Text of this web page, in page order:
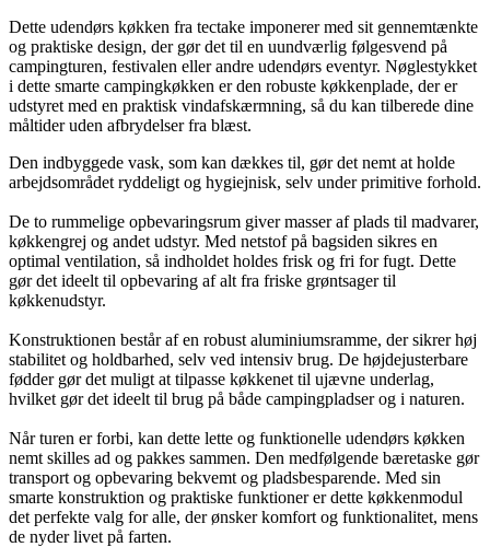
Dette udendørs køkken fra tectake imponerer med sit gennemtænkte
og praktiske design, der gør det til en uundværlig følgesvend på
campingturen, festivalen eller andre udendørs eventyr. Nøglestykket
i dette smarte campingkøkken er den robuste køkkenplade, der er
udstyret med en praktisk vindafskærmning, så du kan tilberede dine
måltider uden afbrydelser fra blæst.
Den indbyggede vask, som kan dækkes til, gør det nemt at holde
arbejdsområdet ryddeligt og hygiejnisk, selv under primitive forhold.
De to rummelige opbevaringsrum giver masser af plads til madvarer,
køkkengrej og andet udstyr. Med netstof på bagsiden sikres en
optimal ventilation, så indholdet holdes frisk og fri for fugt. Dette
gør det ideelt til opbevaring af alt fra friske grøntsager til
køkkenudstyr.
Konstruktionen består af en robust aluminiumsramme, der sikrer høj
stabilitet og holdbarhed, selv ved intensiv brug. De højdejusterbare
fødder gør det muligt at tilpasse køkkenet til ujævne underlag,
hvilket gør det ideelt til brug på både campingpladser og i naturen.
Når turen er forbi, kan dette lette og funktionelle udendørs køkken
nemt skilles ad og pakkes sammen. Den medfølgende bæretaske gør
transport og opbevaring bekvemt og pladsbesparende. Med sin
smarte konstruktion og praktiske funktioner er dette køkkenmodul
det perfekte valg for alle, der ønsker komfort og funktionalitet, mens
de nyder livet på farten.